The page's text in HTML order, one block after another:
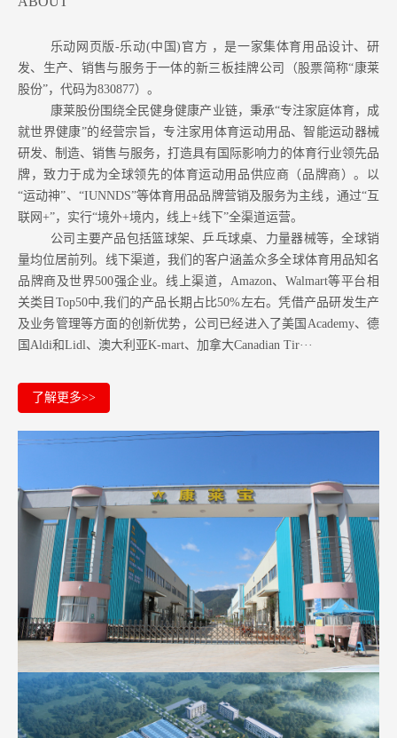
乐动网页版-乐动(中国)官方 ，是一家集体育用品设计、研
发、生产、销售与服务于一体的新三板挂牌公司（股票简称“康莱
股份”，代码为830877）。
康莱股份围绕全民健身健康产业链，秉承“专注家庭体育，成
就世界健康”的经营宗旨，专注家用体育运动用品、智能运动器械
研发、制造、销售与服务，打造具有国际影响力的体育行业领先品
牌，致力于成为全球领先的体育运动用品供应商（品牌商）。以
“运动神”、“IUNNDS”等体育用品品牌营销及服务为主线，通过“互
联网+”，实行“境外+境内，线上+线下”全渠道运营。
公司主要产品包括篮球架、乒乓球桌、力量器械等，全球销
量均位居前列。 线下渠道，我们的客户涵盖众多全球体育用品知名
品牌商及世界500强企业。 线上渠道，Amazon、Walmart等平台相
关类目Top50中,我们的产品长期占比50%左右。凭借产品研发生产
及业务管理等方面的创新优势，公司已经进入了美国Academy、德
国Aldi和Lidl、澳大利亚K-mart、加拿大Canadian Tir···
了解更多>>